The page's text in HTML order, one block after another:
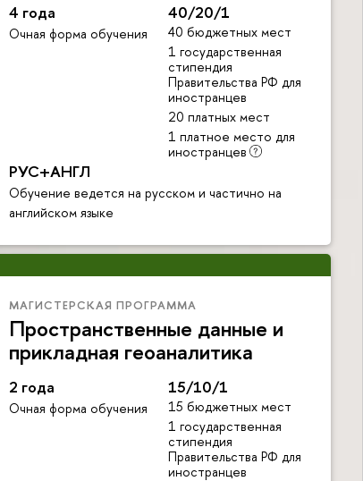
4 года
Очная форма обучения
40/20/1
40 бюджетных мест
1 государственная
стипендия
Правительства РФ для
иностранцев
20 платных мест
1 платное место для
иностранцев
РУС+АНГЛ
Обучение ведется на русском и частично на
английском языке
МАГИСТЕРСКАЯ ПРОГРАММА
Пространственные данные и
прикладная геоаналитика
2 года
Очная форма обучения
15/10/1
15 бюджетных мест
1 государственная
стипендия
Правительства РФ для
иностранцев